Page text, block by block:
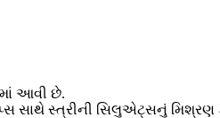
આવી છે.
સાથે સ્ત્રીની સિલુએટ્સનું